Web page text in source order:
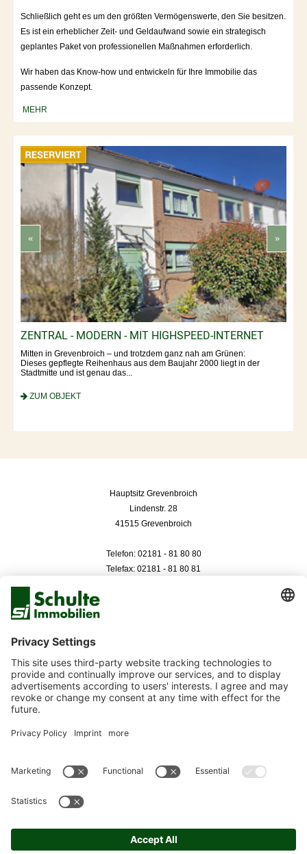
Schließlich geht es um den größten Vermögenswerte, den Sie besitzen.
Es ist ein erheblicher Zeit- und Geldaufwand sowie ein strategisch
geplantes Paket von professionellen Maßnahmen erforderlich.
Wir haben das Know-how und entwickeln für Ihre Immobilie das
passende Konzept.
MEHR
«
ZENTRAL - MODERN - MIT HIGHSPEED-INTERNET
Mitten in Grevenbroich – und trotzdem ganz nah am Grünen:
Dieses gepflegte Reihenhaus aus dem Baujahr 2000 liegt in der
Stadtmitte und ist genau das...
ZUM OBJEKT
»
Hauptsitz Grevenbroich
Lindenstr. 28
41515 Grevenbroich
Telefon: 02181 - 81 80 80
Telefax: 02181 - 81 80 81
Telefax: 0211 - 99 33 051
IMPRESSUM
DATENSCHUTZERKLÄRUNG